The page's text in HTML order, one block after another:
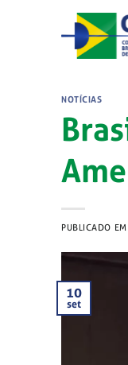
NOTÍCIAS
PUBLICADO EM
10
set